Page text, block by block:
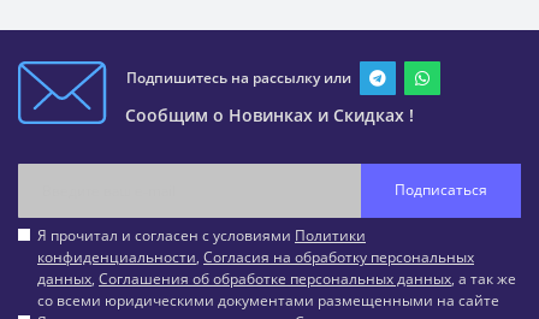
Подпишитесь на рассылку или
Сообщим о Новинках и Скидках !
Подписаться
Я прочитал и согласен с условиями Политики
конфиденциальности, Согласия на обработку персональных
данных, Соглашения об обработке персональных данных, а так же
со всеми юридическими документами размещенными на сайте